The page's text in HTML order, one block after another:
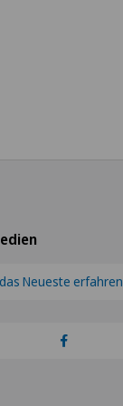
Neueste erfahren